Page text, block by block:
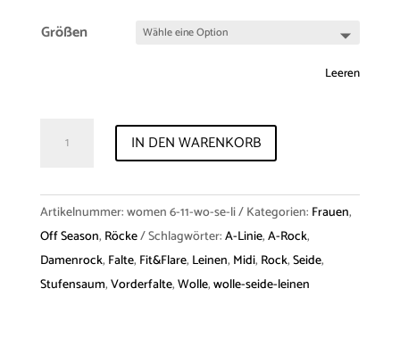
Größen
Leeren
"Lou"
Silk
Linen
Menge
IN DEN WARENKORB
Artikelnummer:women 6-11-wo-se-li Kategorien: Frauen,
Off Season, Röcke Schlagwörter:A-Linie,A-Rock,
Damenrock, Falte, Fit&Flare, Leinen, Midi, Rock,Seide,
Stufensaum,Vorderfalte,Wolle,wolle-seide-leinen